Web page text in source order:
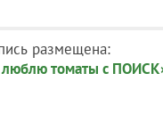
размещена:
томаты с